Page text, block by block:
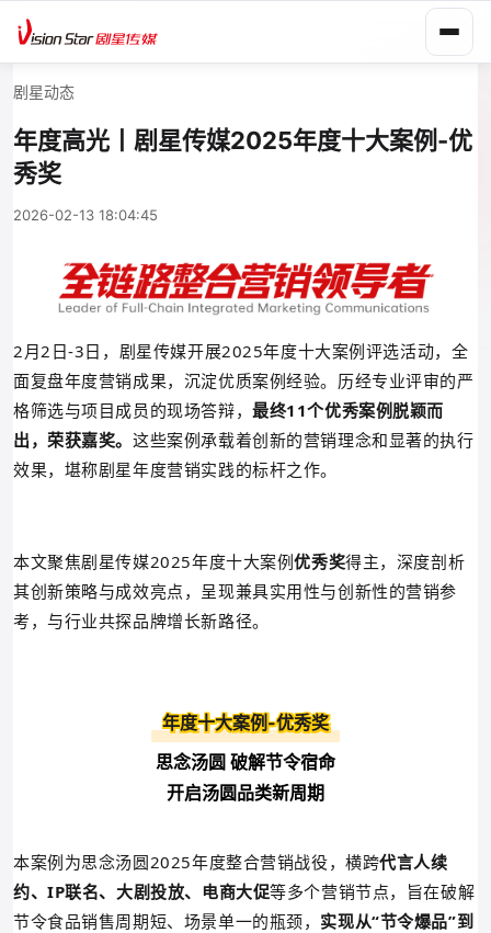
剧星动态
年度高光丨剧星传媒2025年度十大案例-优
秀奖
2026-02-13 18:04:45
2月2日-3日，剧星传媒开展2025年度十大案例评选活动，全
面复盘年度营销成果，沉淀优质案例经验。历经专业评审的严
格筛选与项目成员的现场答辩，最终11个优秀案例脱颖而
出，荣获嘉奖。这些案例承载着创新的营销理念和显著的执行
效果，堪称剧星年度营销实践的标杆之作。
本文聚焦剧星传媒2025年度十大案例优秀奖得主，深度剖析
其创新策略与成效亮点，呈现兼具实用性与创新性的营销参
考，与行业共探品牌增长新路径。
年度十大案例-优秀奖
思念汤圆 破解节令宿命
开启汤圆品类新周期
本案例为思念汤圆2025年度整合营销战役，横跨代言人续
约、IP联名、大剧投放、电商大促等多个营销节点，
旨在破解
节令食品销售周期短、场景单一的瓶颈， 实现从“节令爆品”到